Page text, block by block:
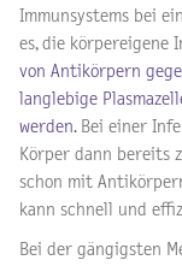
Immunsystems bei
es, die körpereigene
von Antikörpern
langlebige
werden.Bei einer
Körper dann bereits
schon mit
kann schnell und
Bei der gängigsten